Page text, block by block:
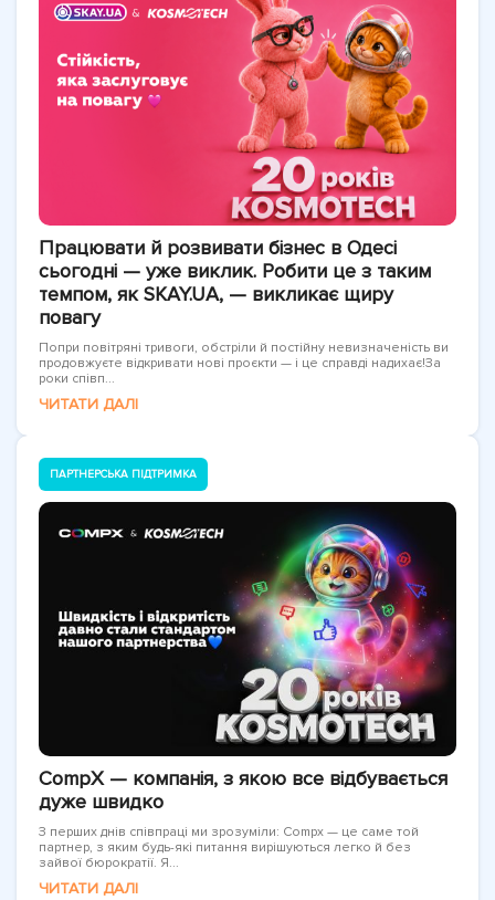
Працювати й розвивати бізнес в Одесі
сьогодні — уже виклик. Робити це з таким
темпом, як SKAY.UA, — викликає щиру
повагу
Попри повітряні тривоги, обстріли й постійну невизначеність ви
продовжуєте відкривати нові проєкти — і це справді надихає!За
роки співп...
ЧИТАТИ ДАЛІ
ПАРТНЕРСЬКА ПІДТРИМКА
CompX — компанія, з якою все відбувається
дуже швидко
З перших днів співпраці ми зрозуміли: Compx — це саме той
партнер, з яким будь-які питання вирішуються легко й без
зайвої бюрократії. Я...
ЧИТАТИ ДАЛІ